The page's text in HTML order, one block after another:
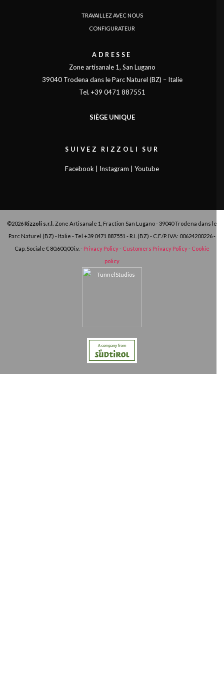
TRAVAILLEZ AVEC NOUS
CONFIGURATEUR
ADRESSE
Zone artisanale 1, San Lugano
39040 Trodena dans le Parc Naturel (BZ) – Italie
Tel. +39 0471 887551
SIÈGE UNIQUE
SUIVEZ RIZZOLI SUR
Facebook Instagram Youtube
©2026Rizzoli s.r.l. Zone Artisanale 1, Fraction San Lugano - 39040 Trodena dans le
Parc Naturel (BZ) - Italie - Tel +39 0471 887551 - R.I. (BZ) - C.F./P. IVA: 00624200226 -
Cap. Sociale € 80.600,00 i.v. - Privacy Policy- Customers Privacy Policy- Cookie
policy